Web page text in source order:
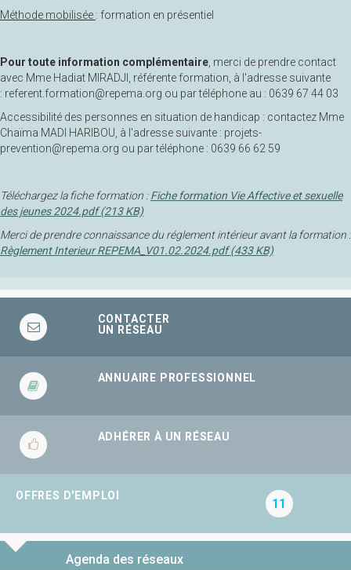
Méthode mobilisée : formation en présentiel
Pour toute information complémentaire, merci de prendre contact
avec Mme Hadiat MIRADJI, référente formation, à l'adresse suivante
: referent.formation@repema.org ou par téléphone au : 0639 67 44 03
Accessibilité des personnes en situation de handicap : contactez Mme
Chaïma MADI HARIBOU, à l'adresse suivante : projets-
prevention@repema.org ou par téléphone : 0639 66 62 59
Téléchargez la fiche formation :Fiche formation Vie Affective et sexuelle
des jeunes 2024.pdf (213 KB)
Merci de prendre connaissance du réglement intérieur avant la formation :
Règlement Interieur REPEMA_V01.02.2024.pdf (433 KB)
CONTACTER
UN RÉSEAU
ANNUAIRE PROFESSIONNEL
ADHÉRER À UN RÉSEAU
OFFRES D'EMPLOI
11
Agenda des réseaux